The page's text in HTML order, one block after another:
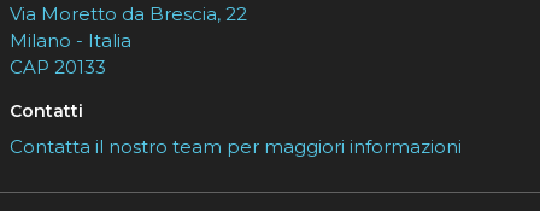
Via Moretto da Brescia, 22
Milano - Italia
CAP 20133
Contatti
Contatta il nostro team per maggiori informazioni